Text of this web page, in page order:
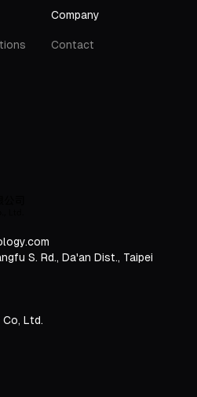
Company
Contact
S. Rd., Da'an Dist., Taipei
Ltd.